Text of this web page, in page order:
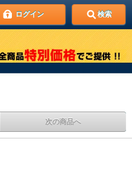
ログイン 検索
次の商品へ